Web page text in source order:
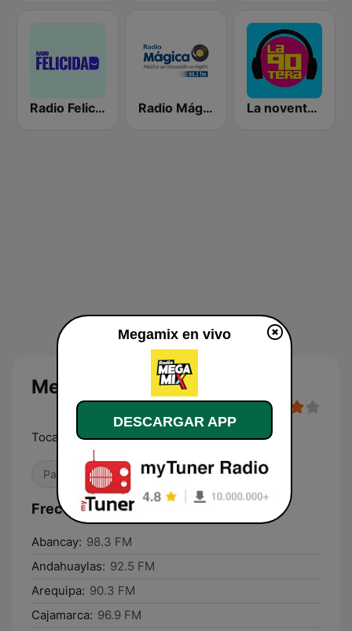
Radio Felicidad Radio Mágica 88.3 FM La noventera
Megamix
Toca de todo
País
Frecuencias Megamix:
Abancay: 98.3 FM
Andahuaylas: 92.5 FM
Arequipa: 90.3 FM
Cajamarca: 96.9 FM
Megamix en vivo
DESCARGAR APP